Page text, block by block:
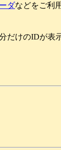
ダなどをご利
だけのIDが表